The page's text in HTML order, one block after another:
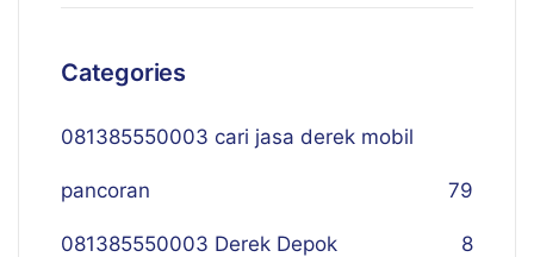
Categories
081385550003 cari jasa derek mobil
pancoran 79
081385550003 Derek Depok 8